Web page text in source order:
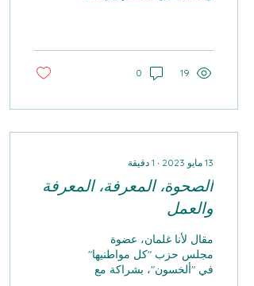
19
0
13 مايو 2023 ∙
1 دقيقة
الصحوة، المعرفة، المعرفة
والعمل
مقال لأنا غلمان، عضوة
مجلس حزب "كل مواطنيها"
في "ألخسون"، بشراكة مع